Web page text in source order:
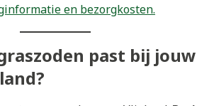
en bezorgkosten.
past bij jouw